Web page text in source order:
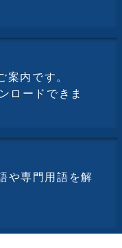
案内です。
ロードできま
や専門用語を解